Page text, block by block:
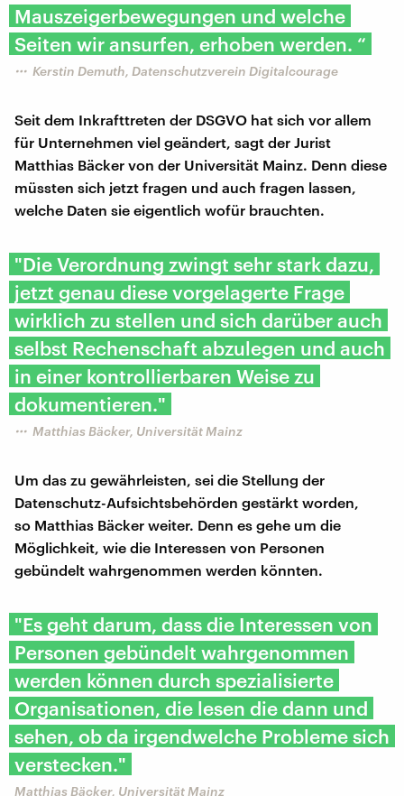
Mauszeigerbewegungen und welche
Seiten wir ansurfen, erhoben werden. “
Kerstin Demuth, Datenschutzverein Digitalcourage
Seit dem Inkrafttreten der DSGVO hat sich vor allem
für Unternehmen viel geändert, sagt der Jurist
Matthias Bäcker von der Universität Mainz. Denn diese
müssten sich jetzt fragen und auch fragen lassen,
welche Daten sie eigentlich wofür brauchten.
"Die Verordnung zwingt sehr stark dazu,
jetzt genau diese vorgelagerte Frage
wirklich zu stellen und sich darüber auch
selbst Rechenschaft abzulegen und auch
in einer kontrollierbaren Weise zu
dokumentieren."
Matthias Bäcker, Universität Mainz
Um das zu gewährleisten, sei die Stellung der
Datenschutz-Aufsichtsbehörden gestärkt worden,
so Matthias Bäcker weiter. Denn es gehe um die
Möglichkeit, wie die Interessen von Personen
gebündelt wahrgenommen werden könnten.
"Es geht darum, dass die Interessen von
Personen gebündelt wahrgenommen
werden können durch spezialisierte
Organisationen, die lesen die dann und
sehen, ob da irgendwelche Probleme sich
verstecken."
Matthias Bäcker, Universität Mainz